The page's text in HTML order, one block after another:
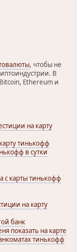
, чтобы не
В
Ethereum и
на карту
тинькофф
в сутки
с карты тинькофф
на карту
банк
показать на карте
тинькофф